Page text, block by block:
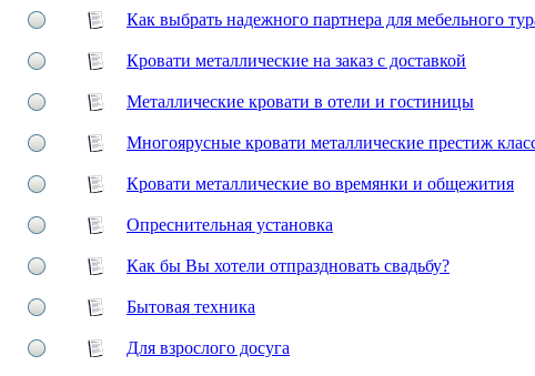
Как выбрать надежного партнера для мебельного
Кровати металлические на заказ с доставкой
Металлические кровати в отели и гостиницы
Многоярусные кровати металлические престиж
Кровати металлические во времянки и общежития
Опреснительная установка
Как бы Вы хотели отпраздновать свадьбу?
Бытовая техника
Для взрослого досуга